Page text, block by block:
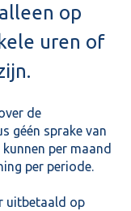
op
uren of
de
géén sprake van
per maand
per periode.
uitbetaald op